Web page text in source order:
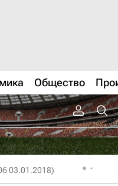
Общество
03.01.2018)